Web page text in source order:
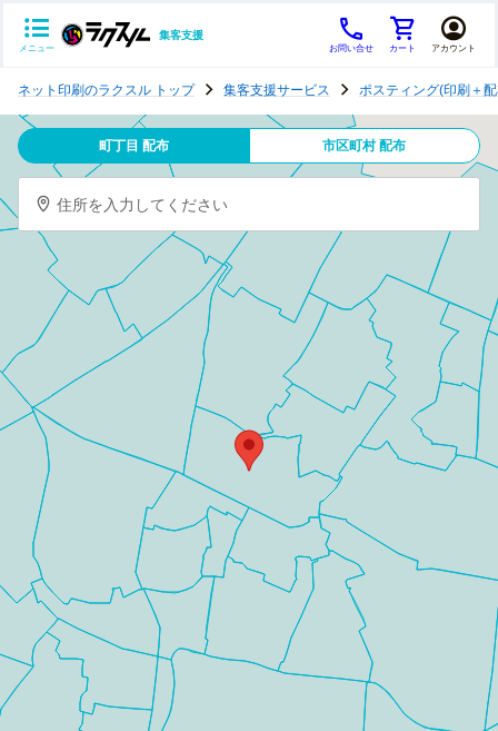
メニュー
集客支援
お問い合せ カート アカウント
テ
ン
グ
ネット印刷のラクスル トップ 集客支援サービス ポスティング(印刷＋
町丁目 配布 市区町村 配布
住所を入力してください